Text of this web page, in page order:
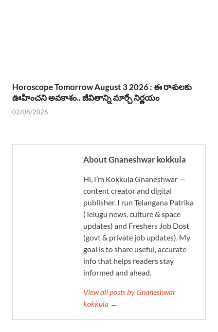
Horoscope Tomorrow August 3 2026 : ఈ రాశులకు
ఊహించని అవకాశం.. జీవితాన్ని మార్చే నిర్ణయం
02/08/2026
About Gnaneshwar kokkula
Hi, I’m Kokkula Gnaneshwar —
content creator and digital
publisher. I run Telangana Patrika
(Telugu news, culture & space
updates) and Freshers Job Dost
(govt & private job updates). My
goal is to share useful, accurate
info that helps readers stay
informed and ahead.
View all posts by Gnaneshwar
kokkula →